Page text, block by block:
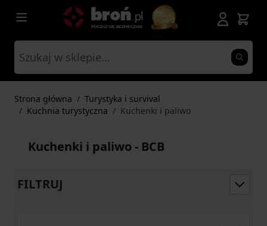
Przejdź do treści
Strona główna / Turystyka i survival
/ Kuchnia turystyczna / Kuchenki i paliwo
Kuchenki i paliwo - BCB
FILTRUJ